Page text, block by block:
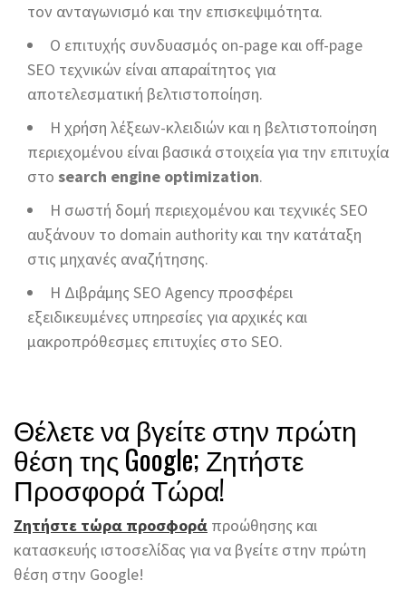
τον ανταγωνισμό και την επισκεψιμότητα.
Ο επιτυχής συνδυασμός on-page και off-page
SEO τεχνικών είναι απαραίτητος για
αποτελεσματική βελτιστοποίηση.
Η χρήση λέξεων-κλειδιών και η βελτιστοποίηση
περιεχομένου είναι βασικά στοιχεία για την επιτυχία
στο search engine optimization.
Η σωστή δομή περιεχομένου και τεχνικές SEO
αυξάνουν το domain authority και την κατάταξη
στις μηχανές αναζήτησης.
Η Διβράμης SEO Agency προσφέρει
εξειδικευμένες υπηρεσίες για αρχικές και
μακροπρόθεσμες επιτυχίες στο SEO.
Θέλετε να βγείτε στην πρώτη
θέση της Google; Ζητήστε
Προσφορά Τώρα!
Ζητήστε τώρα προσφορά προώθησης και
κατασκευής ιστοσελίδας για να βγείτε στην πρώτη
θέση στην Google!